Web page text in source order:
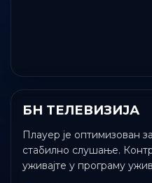
БН ТЕЛЕВИЗИЈА
Плаyер је оптимизован
стабилно слушање.
уживајте у програму